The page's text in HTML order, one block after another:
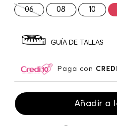
06 08 10
GUÍA DE TALLAS
Paga con
Añadir a